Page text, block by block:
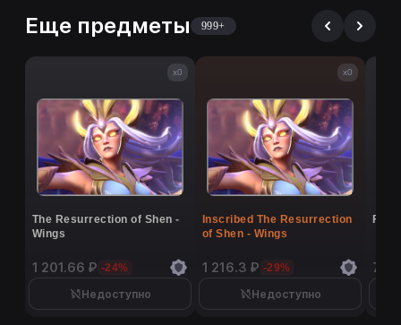
Еще предметы 999+
x0
The Resurrection of Shen -
Wings
1 201.66 ₽ -24%
Недоступно
x0
Inscribed The Resurrection
of Shen - Wings
1 216.3 ₽ -29%
Недоступно
7